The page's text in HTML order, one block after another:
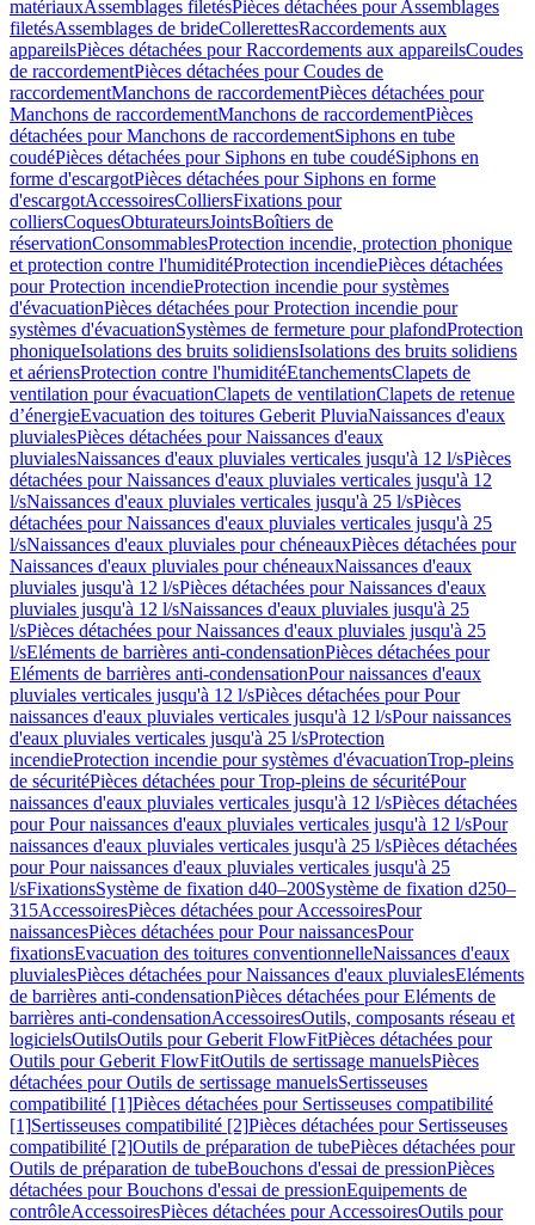
matériauxAssemblages filetésPièces détachées pour Assemblages
filetésAssemblages de brideCollerettesRaccordements aux
appareilsPièces détachées pour Raccordements aux appareilsCoudes
de raccordementPièces détachées pour Coudes de
raccordementManchons de raccordementPièces détachées pour
Manchons de raccordementManchons de raccordementPièces
détachées pour Manchons de raccordementSiphons en tube
coudéPièces détachées pour Siphons en tube coudéSiphons en
forme d'escargotPièces détachées pour Siphons en forme
d'escargotAccessoiresColliersFixations pour
colliersCoquesObturateursJointsBoîtiers de
réservationConsommablesProtection incendie, protection phonique
et protection contre l'humiditéProtection incendiePièces détachées
pour Protection incendieProtection incendie pour systèmes
d'évacuationPièces détachées pour Protection incendie pour
systèmes d'évacuationSystèmes de fermeture pour plafondProtection
phoniqueIsolations des bruits solidiensIsolations des bruits solidiens
et aériensProtection contre l'humiditéEtanchementsClapets de
ventilation pour évacuationClapets de ventilationClapets de retenue
d’énergieEvacuation des toitures Geberit PluviaNaissances d'eaux
pluvialesPièces détachées pour Naissances d'eaux
pluvialesNaissances d'eaux pluviales verticales jusqu'à 12 l/sPièces
détachées pour Naissances d'eaux pluviales verticales jusqu'à 12
l/sNaissances d'eaux pluviales verticales jusqu'à 25 l/sPièces
détachées pour Naissances d'eaux pluviales verticales jusqu'à 25
l/sNaissances d'eaux pluviales pour chéneauxPièces détachées pour
Naissances d'eaux pluviales pour chéneauxNaissances d'eaux
pluviales jusqu'à 12 l/sPièces détachées pour Naissances d'eaux
pluviales jusqu'à 12 l/sNaissances d'eaux pluviales jusqu'à 25
l/sPièces détachées pour Naissances d'eaux pluviales jusqu'à 25
l/sEléments de barrières anti-condensationPièces détachées pour
Eléments de barrières anti-condensationPour naissances d'eaux
pluviales verticales jusqu'à 12 l/sPièces détachées pour Pour
naissances d'eaux pluviales verticales jusqu'à 12 l/sPour naissances
d'eaux pluviales verticales jusqu'à 25 l/sProtection
incendieProtection incendie pour systèmes d'évacuationTrop-pleins
de sécuritéPièces détachées pour Trop-pleins de sécuritéPour
naissances d'eaux pluviales verticales jusqu'à 12 l/sPièces détachées
pour Pour naissances d'eaux pluviales verticales jusqu'à 12 l/sPour
naissances d'eaux pluviales verticales jusqu'à 25 l/sPièces détachées
pour Pour naissances d'eaux pluviales verticales jusqu'à 25
l/sFixationsSystème de fixation d40–200Système de fixation d250–
315AccessoiresPièces détachées pour AccessoiresPour
naissancesPièces détachées pour Pour naissancesPour
fixationsEvacuation des toitures conventionnelleNaissances d'eaux
pluvialesPièces détachées pour Naissances d'eaux pluvialesEléments
de barrières anti-condensationPièces détachées pour Eléments de
barrières anti-condensationAccessoiresOutils, composants réseau et
logicielsOutilsOutils pour Geberit FlowFitPièces détachées pour
Outils pour Geberit FlowFitOutils de sertissage manuelsPièces
détachées pour Outils de sertissage manuelsSertisseuses
compatibilité [1]Pièces détachées pour Sertisseuses compatibilité
[1]Sertisseuses compatibilité [2]Pièces détachées pour Sertisseuses
compatibilité [2]Outils de préparation de tubePièces détachées pour
Outils de préparation de tubeBouchons d'essai de pressionPièces
détachées pour Bouchons d'essai de pressionEquipements de
contrôleAccessoiresPièces détachées pour AccessoiresOutils pour